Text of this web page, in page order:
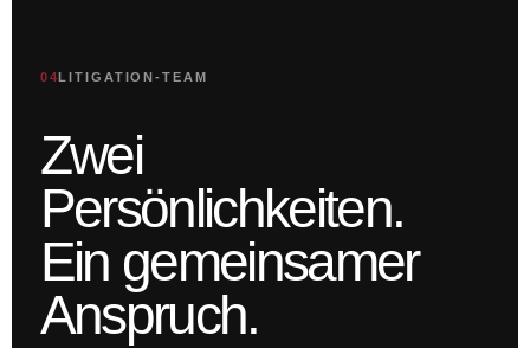
04 LITIGATION-TEAM
Zwei
Persönlichkeiten.
Ein gemeinsamer
Anspruch.